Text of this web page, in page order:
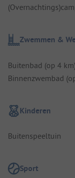
Zwemmen &
Buitenbad (op 4
Binnenzwembad
Kinderen
Buitenspeeltuin
Sport